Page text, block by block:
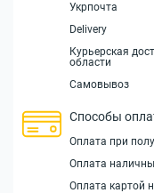
Укрпочта
Delivery
Курьерская
области
Самовывоз
Способы
Оплата при
Оплата
Оплата картой